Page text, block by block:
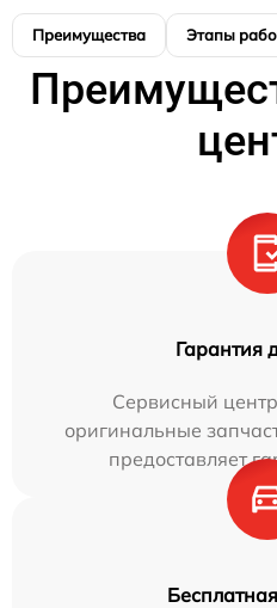
Преимущества Этапы
Гарантия
Сервисный
оригинальные
предоставляет